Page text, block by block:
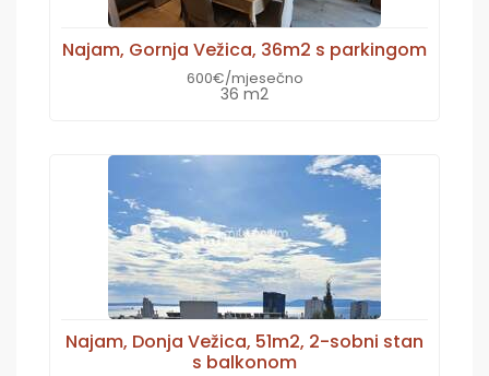
Najam, Gornja Vežica, 36m2 s parkingom
600€/mjesečno
36 m2
Najam, Donja Vežica, 51m2, 2-sobni stan
s balkonom